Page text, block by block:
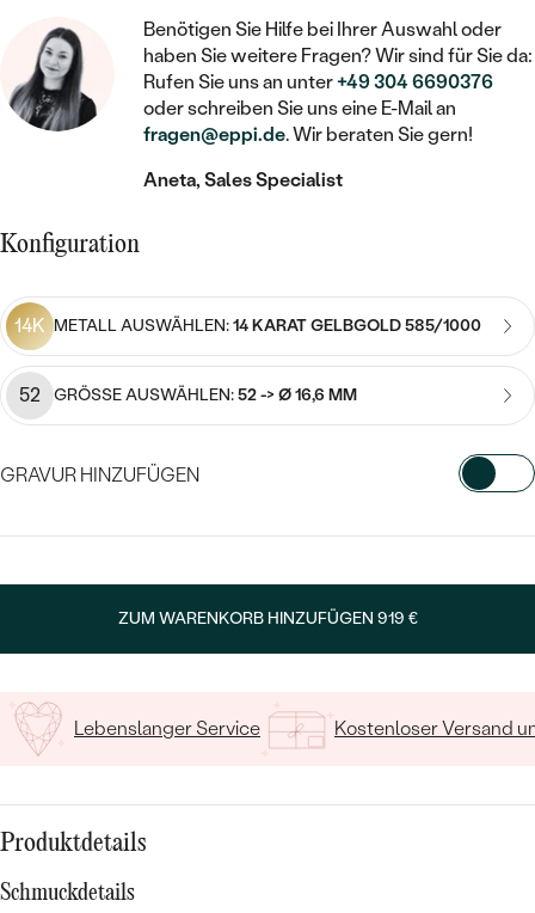
IM SET
GÜNSTIG
LUXURIÖSE
Meistverkaufte
Eheringe
LAB GROWN DIAMANTEN ZUM
EINFASSEN
FARBIGE DIAMANTEN ZUM EINFASSEN
MIT DIAMANT
MIT LAB GROWN DIAMANT
MIT MOISSANIT
MIT FARBIGEN DIAMANTEN
MIT SCHWARZEN DIAMANTEN
MIT SALT AND PEPPER DIAMANTEN
MIT EDELSTEIN
GOLD
SILBER
SCHMUCK FÜR KINDER
BROSCHEN
SCHMUCKZUBEHÖR
NACH MATERIAL
SILBER
PLATIN
NACH STEIN
EDELSTEINSCHMUCK
PERLENSCHMUCK
NACH STYL
PERSONALISIERT
PIERCINGS
MIT EDELSTEIN
PERLENOHRRINGE
NACH PREIS
MEDAILLON
KETTEN
HERZKETTEN
MIT DIAMANT
MIT EDELSTEIN
PREISWERTE
SIEGELRINGE
PERSONALISIERT
NACH EDELSTEIN
MIT DIAMANT
MIT EDELSTEIN
PERLENRINGE
PREISWERTE
LUXURIÖSE
Benötigen Sie Hilfe bei Ihrer Auswahl oder
haben Sie weitere Fragen? Wir sind für Sie da:
Rufen Sie uns an unter+49 304 6690376
oder schreiben Sie uns eine E-Mail an
fragen@eppi.de. Wir beraten Sie gern!
Aneta, Sales Specialist
Konfiguration
14K METALL AUSWÄHLEN:14 KARAT GELBGOLD 585/1000
52 GRÖSSE AUSWÄHLEN:52 -> Ø 16,6 MM
GRAVUR HINZUFÜGEN
ZUM WARENKORB HINZUFÜGEN 919 €
Lebenslanger Service Kostenloser Versand
Produktdetails
Schmuckdetails